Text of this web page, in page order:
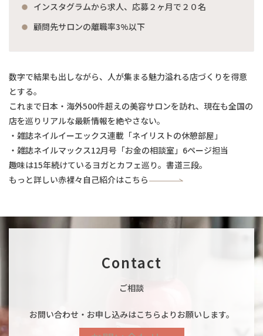
インスタグラムから求人、応募２ヶ月で２０名
顧問先サロンの離職率3%以下
数字で結果も出しながら、人が集まる魅力溢れる店づくりを得意
とする。
これまで日本・海外500件超えの美容サロンを訪れ、現在も全国の
店を巡りリアルな最新情報を絶やさない。
・雑誌ネイルイーエックス連載「ネイリストの休憩部屋」
・雑誌ネイルマックス12月号「お金の相談室」6ページ担当
趣味は15年続けているヨガとカフェ巡り。書道三段。
もっと詳しい赤裸々自己紹介はこちら
Contact
ご相談
お問い合わせ・お申し込みはこちらよりお願いします。